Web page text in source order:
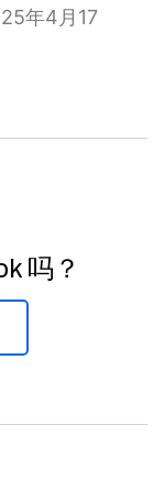
年4月17
吗？